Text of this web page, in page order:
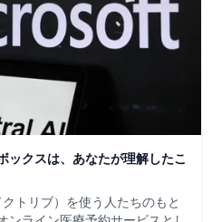
ックスは、あなたが理解したこ
トリブ）を使う人たちのもと